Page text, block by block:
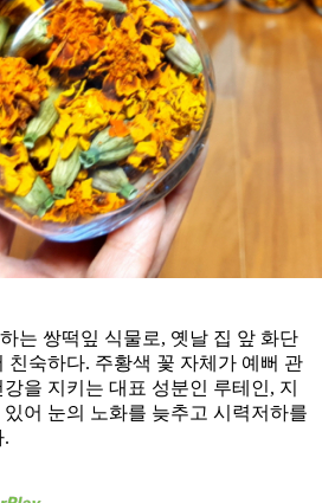
는 쌍떡잎 식물로, 옛날 집 앞 화단
친숙하다. 주황색 꽃 자체가 예뻐 관
을 지키는 대표 성분인 루테인, 지
어 눈의 노화를 늦추고 시력저하를
.